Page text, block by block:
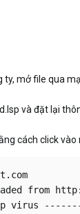
ty, mở file qua
và đặt lại
cách click
from
virus